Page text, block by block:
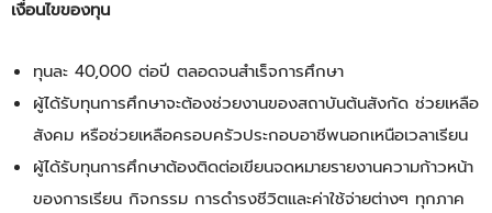
เงื่อนไขของทุน
ทุนละ 40,000 ต่อปี ตลอดจนสำเร็จการศึกษา
ผู้ได้รับทุนการศึกษาจะต้องช่วยงานของสถาบันต้นสังกัด ช่วยเหลือ
สังคม หรือช่วยเหลือครอบครัวประกอบอาชีพนอกเหนือเวลาเรียน
ผู้ได้รับทุนการศึกษาต้องติดต่อเขียนจดหมายรายงานความก้าวหน้า
ของการเรียน กิจกรรม การดำรงชีวิตและค่าใช้จ่ายต่างๆ ทุกภาค